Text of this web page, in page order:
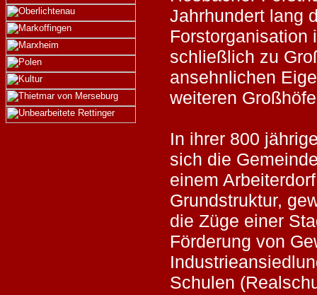
Jahrhundert lang
Forstorganisation
schließlich zu
ansehnlichen
weiteren
In ihrer 800
sich die
einem
Grundstruktur,
die Züge einer
Förderung von
Schulen